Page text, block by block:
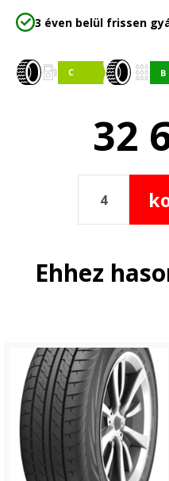
3 éven belül frissen
32
Ehhez